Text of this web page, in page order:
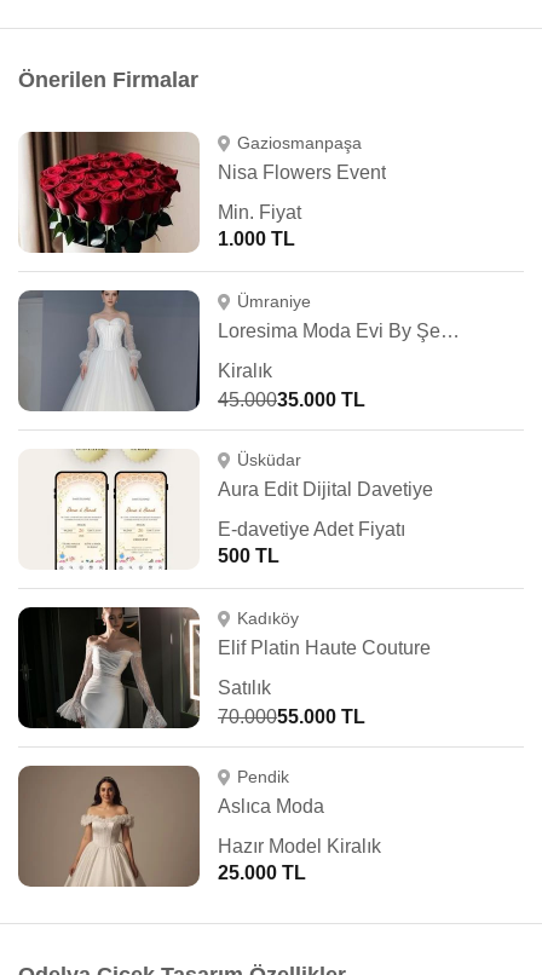
Önerilen Firmalar
Gaziosmanpaşa
Nisa Flowers Event
Min. Fiyat
1.000 TL
Ümraniye
Loresima Moda Evi By Şennur Kosif
Kiralık
45.00035.000 TL
Üsküdar
Aura Edit Dijital Davetiye
E-davetiye Adet Fiyatı
500 TL
Kadıköy
Elif Platin Haute Couture
Satılık
70.00055.000 TL
Pendik
Aslıca Moda
Hazır Model Kiralık
25.000 TL